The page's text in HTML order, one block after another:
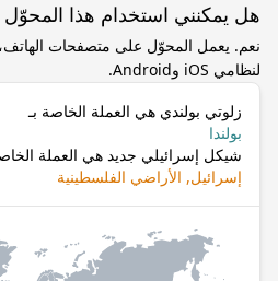
هل يمكنني استخدام هذا
نعم. يعمل المحوّل على متصفحات
لنظامي iOS وAndroid.
زلوتي بولندي هي العملة الخاصة بـ
بولندا
شيكل إسرائيلي جديد هي العملة
إسرائيل, الأراضي الفلسطينية